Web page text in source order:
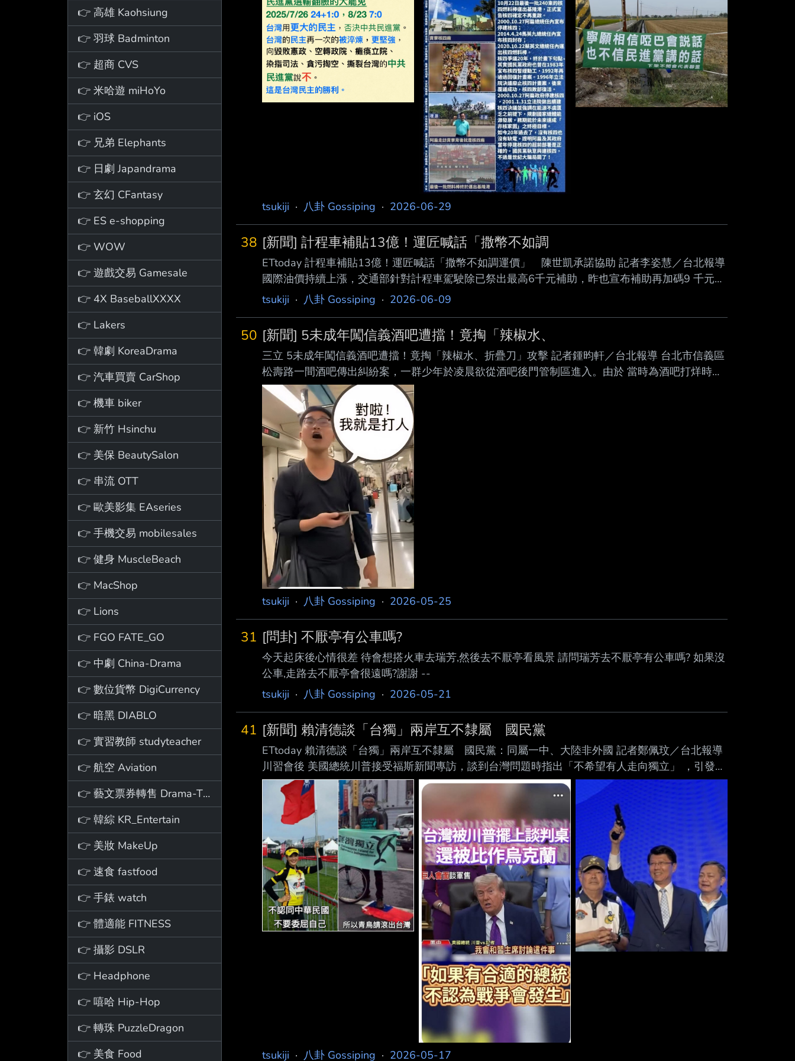
👉 高雄 Kaohsiung
👉 羽球 Badminton
👉 超商 CVS
👉 米哈遊 miHoYo
👉 iOS
👉 兄弟 Elephants
👉 日劇 Japandrama
👉 玄幻 CFantasy
👉 ES e-shopping
👉 WOW
👉 遊戲交易 Gamesale
👉 4X BaseballXXXX
👉 Lakers
👉 韓劇 KoreaDrama
👉 汽車買賣 CarShop
👉 機車 biker
👉 新竹 Hsinchu
👉 美保 BeautySalon
👉 串流 OTT
👉 歐美影集 EAseries
👉 手機交易 mobilesales
👉 健身 MuscleBeach
👉 MacShop
👉 Lions
👉 FGO FATE_GO
👉 中劇 China-Drama
👉 數位貨幣 DigiCurrency
👉 暗黑 DIABLO
👉 實習教師 studyteacher
👉 航空 Aviation
👉 藝文票券轉售 Drama-Ticket
👉 韓綜 KR_Entertain
👉 美妝 MakeUp
👉 速食 fastfood
👉 手錶 watch
👉 體適能 FITNESS
👉 攝影 DSLR
👉 Headphone
👉 嘻哈 Hip-Hop
👉 轉珠 PuzzleDragon
👉 美食 Food
扁的賴清德，如今第一任期已經過半，過去赦扁的主張及呼籲，不知道是否 還算數，或者全推給法
務部長，對外說跟他無關？如果扁案不是政治案件，什麼才是政治案 件？ 陳水扁今日再度以「扁案
的政治本質」為主題發文表示，2019年3月天下文化出版《
tsukiji · 八卦 Gossiping · 2026-06-29
38 [新聞] 計程車補貼13億！運匠喊話「撒幣不如調
ETtoday 計程車補貼13億！運匠喊話「撒幣不如調運價」 陳世凱承諾協助 記者李姿慧／台北報導
國際油價持續上漲，交通部針對計程車駕駛除已祭出最高6千元補助，昨也宣布補助再加碼9 千元，
最高補助提高至1.5萬元，整體補助上看13億元。不過駕駛工會認為應合理調整運價 ，而非拿人民
部將提供必要協助。 因應近期國際油價受中東局勢影響上漲，交通部昨宣布加碼9,000元辦理計程
車油價補助措 施，從最高補助6,000元提高至1
tsukiji · 八卦 Gossiping · 2026-06-09
50 [新聞] 5未成年闖信義酒吧遭擋！竟掏「辣椒水、
三立 5未成年闖信義酒吧遭擋！竟掏「辣椒水、折疊刀」攻擊 記者鍾昀軒／台北報導 台北市信義區
松壽路一間酒吧傳出糾紛案，一群少年於凌晨欲從酒吧後門管制區進入。由於 當時為酒吧打烊時
間，便遭到現場安管人員制止。怎料，少年竟持辣椒水、折疊刀攻擊安管 人員，其中造成一名安管
人員手部劃傷，緊急送醫治療。至於其中2名涉案少年則由員警帶 回偵辦；另於同日通知相關涉案
人員到案說明。 據了解，這起事件發生在昨（24日）凌晨於台北市信義區松壽路一間酒吧，當時一
共有5名 未成年少年包括4男1女，於酒吧打烊時欲從後門管制區進入。
tsukiji · 八卦 Gossiping · 2026-05-25
31 [問卦] 不厭亭有公車嗎?
今天起床後心情很差 待會想搭火車去瑞芳,然後去不厭亭看風景 請問瑞芳去不厭亭有公車嗎? 如果沒
公車,走路去不厭亭會很遠嗎?謝謝 --
tsukiji · 八卦 Gossiping · 2026-05-21
41 [新聞] 賴清德談「台獨」兩岸互不隸屬 國民黨
ETtoday 賴清德談「台獨」兩岸互不隸屬 國民黨：同屬一中、大陸非外國 記者鄭佩玟／台北報導
川習會後 美國總統川普接受福斯新聞專訪，談到台灣問題時指出「不希望有人走向獨立」 ，引發外
界關注。賴清德總統今（17日）對此表示，所謂台獨二字意涵，其實是在指台灣不 屬於中華人民共
和國的一部分，以及中華民國和中華人民共和國互不隸屬；賴強調，不管稱 作中華民國、中華民國
台灣、台灣，指的都是我們台澎金馬2300萬人。國民黨傍晚回應，中 華人民共和國是外國嗎？根據
憲法，兩岸同屬一個中國，大陸對台灣而言，不是外國。
tsukiji · 八卦 Gossiping · 2026-05-17